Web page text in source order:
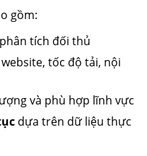
gồm:
tích đối thủ
tốc độ tải, nội
và phù hợp lĩnh vực
dựa trên dữ liệu thực